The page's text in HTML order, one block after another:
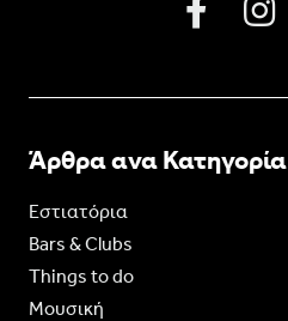
Άρθρα ανα Κατηγορία
Εστιατόρια
Bars & Clubs
Things to do
Moυσική